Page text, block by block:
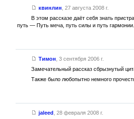
квинлин 27 августа 2008 г.
В этом рассказе даёт себя знать
путь — Путь меча, путь силы и путь гармонии.
Тимон 3 сентября 2006 г.
Замечательный рассказ сбрызнутый
Также было любопытно немного
jaleed 28 февраля 2008 г.